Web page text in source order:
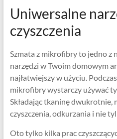
Uniwersalne
czyszczenia
Szmata z mikrofibry to jedno z
narzędzi w Twoim domowym
najłatwiejszy w użyciu.
mikrofibry wystarczy używać
Składając tkaninę dwukrotnie,
czyszczenia, odkurzania i nie
Oto tylko kilka prac